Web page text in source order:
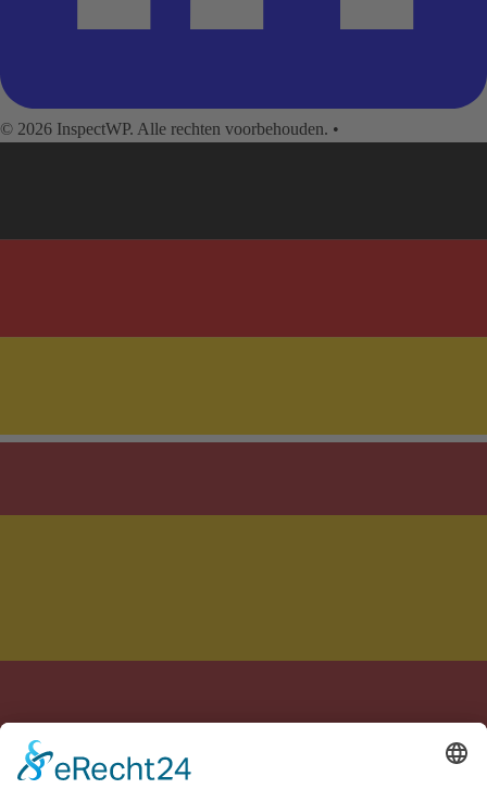
© 2026 InspectWP. Alle rechten voorbehouden. •
Met zorg gemaakt in Duitsland en Spanje
ColofonPrivacybeleidVoorwaarden